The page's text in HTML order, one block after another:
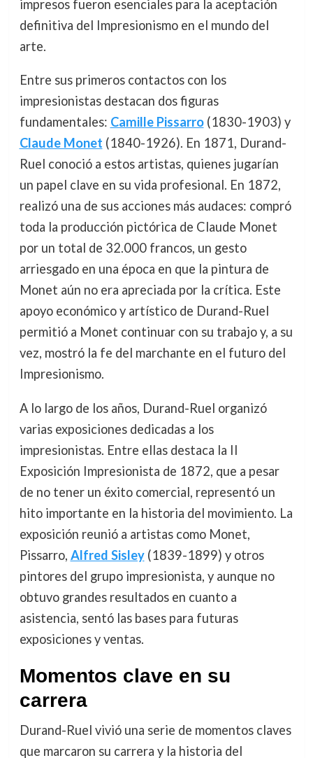
impresos fueron esenciales para la aceptación
definitiva del Impresionismo en el mundo del
arte.
Entre sus primeros contactos con los
impresionistas destacan dos figuras
fundamentales: Camille Pissarro(1830-1903) y
Claude Monet (1840-1926). En 1871, Durand-
Ruel conoció a estos artistas, quienes jugarían
un papel clave en su vida profesional. En 1872,
realizó una de sus acciones más audaces: compró
toda la producción pictórica de Claude Monet
por un total de 32.000 francos, un gesto
arriesgado en una época en que la pintura de
Monet aún no era apreciada por la crítica. Este
apoyo económico y artístico de Durand-Ruel
permitió a Monet continuar con su trabajo y, a su
vez, mostró la fe del marchante en el futuro del
Impresionismo.
A lo largo de los años, Durand-Ruel organizó
varias exposiciones dedicadas a los
impresionistas. Entre ellas destaca la II
Exposición Impresionista de 1872, que a pesar
de no tener un éxito comercial, representó un
hito importante en la historia del movimiento. La
exposición reunió a artistas como Monet,
Pissarro, Alfred Sisley(1839-1899) y otros
pintores del grupo impresionista, y aunque no
obtuvo grandes resultados en cuanto a
asistencia, sentó las bases para futuras
exposiciones y ventas.
Momentos clave en su
carrera
Durand-Ruel vivió una serie de momentos claves
que marcaron su carrera y la historia del